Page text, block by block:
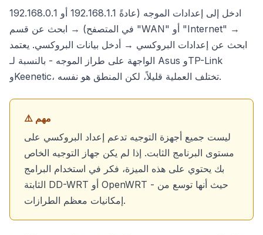
ادخل إلى إعدادات الموجه (عادةً 192.168.1.1 أو 192.168.0.1
في المتصفح) → ابحث عن قسم "WAN" أو "Internet" →
ابحث عن إعدادات البروكسي → أدخل بيانات البروكسي. يعتمد
الواجهة على طراز الموجه - بالنسبة لـ Asus وTP-Link
وKeenetic، تختلف العملية قليلاً، لكن المنطق هو نفسه.
⚠️ مهم
ليست جميع أجهزة التوجيه تدعم إعداد البروكسي على
مستوى البرنامج الثابت. إذا لم يكن جهاز التوجيه الخاص
بك يحتوي على هذه الميزة، فكر في استخدام البرامج
الثابتة DD-WRT أو OpenWRT - حيث أنها توسع من
إمكانيات معظم الطرازات.